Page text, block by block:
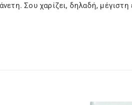
Σου χαρίζει, δηλαδή, μέγιστη